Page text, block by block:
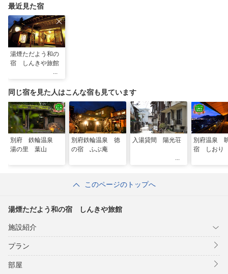
最近見た宿
湯煙ただよう和の
宿 しんきや旅館
同じ宿を見た人はこんな宿も見ています
別府 鉄輪温泉
湯の里 葉山
別府鉄輪温泉 徳
の宿 ふぶ庵
入湯貸間 陽光荘
別府温泉
宿 しおり
このページのトップへ
湯煙ただよう和の宿 しんきや旅館
施設紹介
プラン
部屋